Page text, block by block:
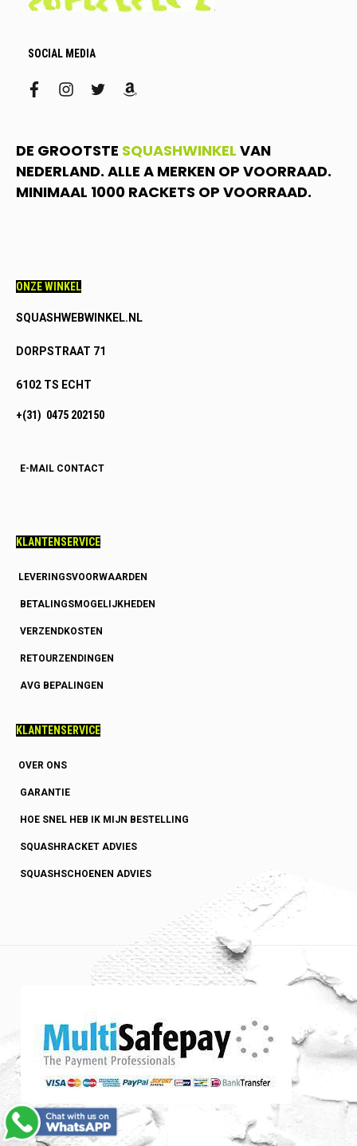
SOCIAL MEDIA
facebookinstagram
twitteramazon
DE GROOTSTE SQUASHWINKEL VAN
NEDERLAND. ALLE A MERKEN OP VOORRAAD.
MINIMAAL 1000 RACKETS OP VOORRAAD.
ONZE WINKEL
SQUASHWEBWINKEL.NL
DORPSTRAAT 71
6102 TS ECHT
+(31) 0475 202150
E-MAIL CONTACT
KLANTENSERVICE
LEVERINGSVOORWAARDEN
BETALINGSMOGELIJKHEDEN
VERZENDKOSTEN
RETOURZENDINGEN
AVG BEPALINGEN
KLANTENSERVICE
OVER ONS
GARANTIE
HOE SNEL HEB IK MIJN BESTELLING
SQUASHRACKET ADVIES
SQUASHSCHOENEN ADVIES